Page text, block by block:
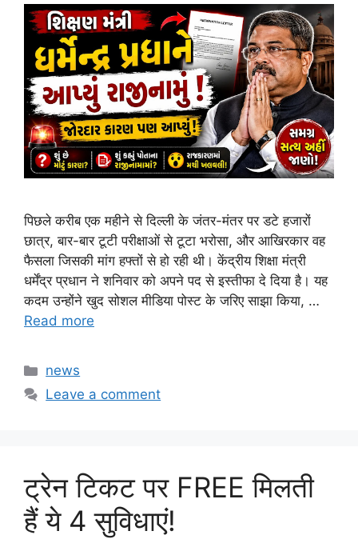
पिछले करीब एक महीने से दिल्ली के जंतर-मंतर पर डटे हजारों
छात्र, बार-बार टूटी परीक्षाओं से टूटा भरोसा, और आखिरकार वह
फैसला जिसकी मांग हफ्तों से हो रही थी। केंद्रीय शिक्षा मंत्री
धर्मेंद्र प्रधान ने शनिवार को अपने पद से इस्तीफा दे दिया है। यह
कदम उन्होंने खुद सोशल मीडिया पोस्ट के जरिए साझा किया, …
Read more
Categories
news
Leave a comment
ट्रेन टिकट पर FREE मिलती
हैं ये 4 सुविधाएं!